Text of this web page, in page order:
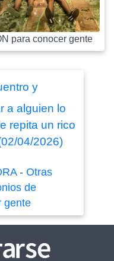
para conocer gente
y
a alguien lo
repita un rico
04/2026)
- Otras
de
gente